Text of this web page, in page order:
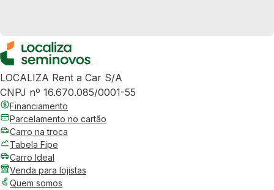
LOCALIZA Rent a Car S/A
CNPJ nº 16.670.085/0001-55
Financiamento
Parcelamento no cartão
Carro na troca
Tabela Fipe
Carro Ideal
Venda para lojistas
Quem somos